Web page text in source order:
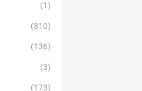
(1)
(310)
(136)
(3)
(173)